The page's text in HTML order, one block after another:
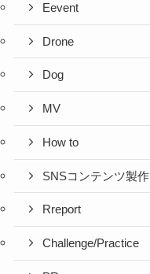
Eevent
Drone
Dog
MV
How to
SNSコンテンツ製作
Rreport
Challenge/Practice